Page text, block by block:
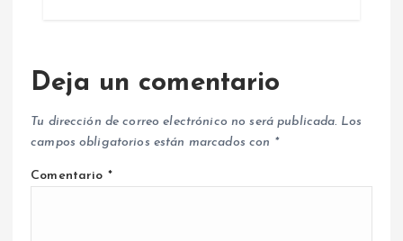
Deja un comentario
Tu dirección de correo electrónico no será publicada. Los
campos obligatorios están marcados con *
Comentario *